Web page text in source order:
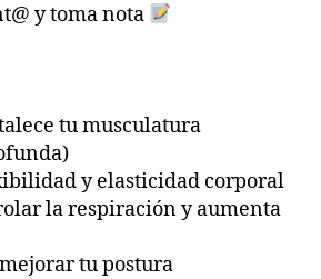
y toma nota
tu musculatura
y elasticidad corporal
la respiración y aumenta
tu postura